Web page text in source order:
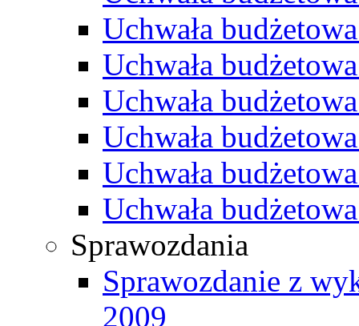
Uchwała
Uchwała
Uchwała
Uchwała
Uchwała
Uchwała
Sprawozdania
Sprawozdanie z
2009